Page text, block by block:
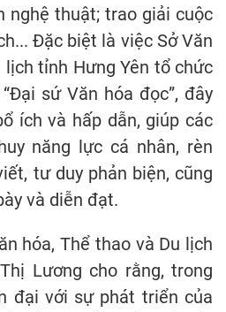
nghệ thuật; trao giải cuộc
Đặc biệt là việc Sở Văn
lịch tỉnh Hưng Yên tổ chức
sứ Văn hóa đọc”, đây
ích và hấp dẫn, giúp các
năng lực cá nhân, rèn
tư duy phản biện, cũng
và diễn đạt.
hóa, Thể thao và Du lịch
Lương cho rằng, trong
đại với sự phát triển của